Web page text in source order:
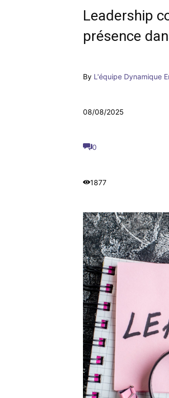
Leadership
présence
By L'équipe Dynamique
08/08/2025
0
1877